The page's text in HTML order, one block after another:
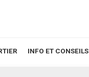
INFO ET CONSEILS